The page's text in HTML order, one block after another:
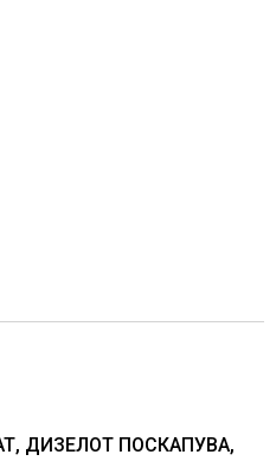
ДИЗЕЛОТ ПОСКАПУВА,